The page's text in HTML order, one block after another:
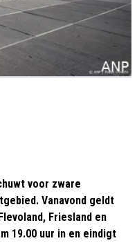
voor zware
Vanavond geldt
Friesland en
19.00 uur in en eindigt